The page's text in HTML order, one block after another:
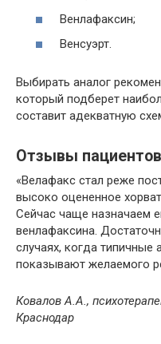
Венлафаксин;
Венсуэрт.
Выбирать аналог
который подберет
составит адекватную
Отзывы
«Велафакс стал реже
высоко оцененное
Сейчас чаще назначаем
венлафаксина.
случаях, когда типичные
показывают желаемого
Ковалов А.А.,
Краснодар